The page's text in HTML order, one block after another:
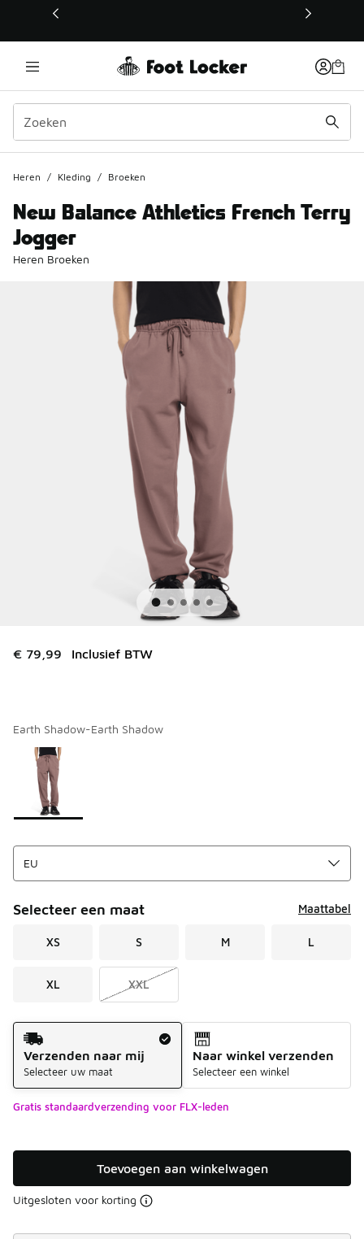
Deze link wordt geopend in een nieuw venster
Heren / Kleding / Broeken
New Balance Athletics French Terry
Jogger
Heren Broeken
€ 79,99 Inclusief BTW
Earth Shadow-Earth Shadow
Pagina 1 van 1 met 1 tot 1 van 1 kleuren.
Kies een model
Selecteer een maat Maattabel
XS S M L
XL XXL
Verzendmethode
Verzenden naar mij
Selecteer uw maat
Naar winkel verzenden
Selecteer een winkel
Gratis standaardverzending voor FLX-leden
Toevoegen aan winkelwagen
Uitgesloten voor korting